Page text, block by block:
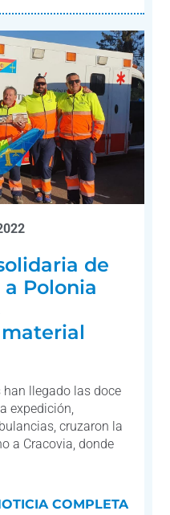
de
Polonia
llegado las doce
expedición,
cruzaron la
a Cracovia, donde
COMPLETA